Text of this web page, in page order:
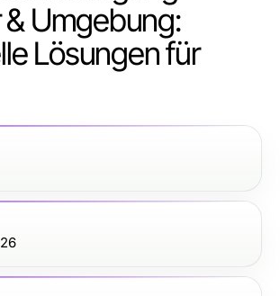
Umgebung:
Lösungen für